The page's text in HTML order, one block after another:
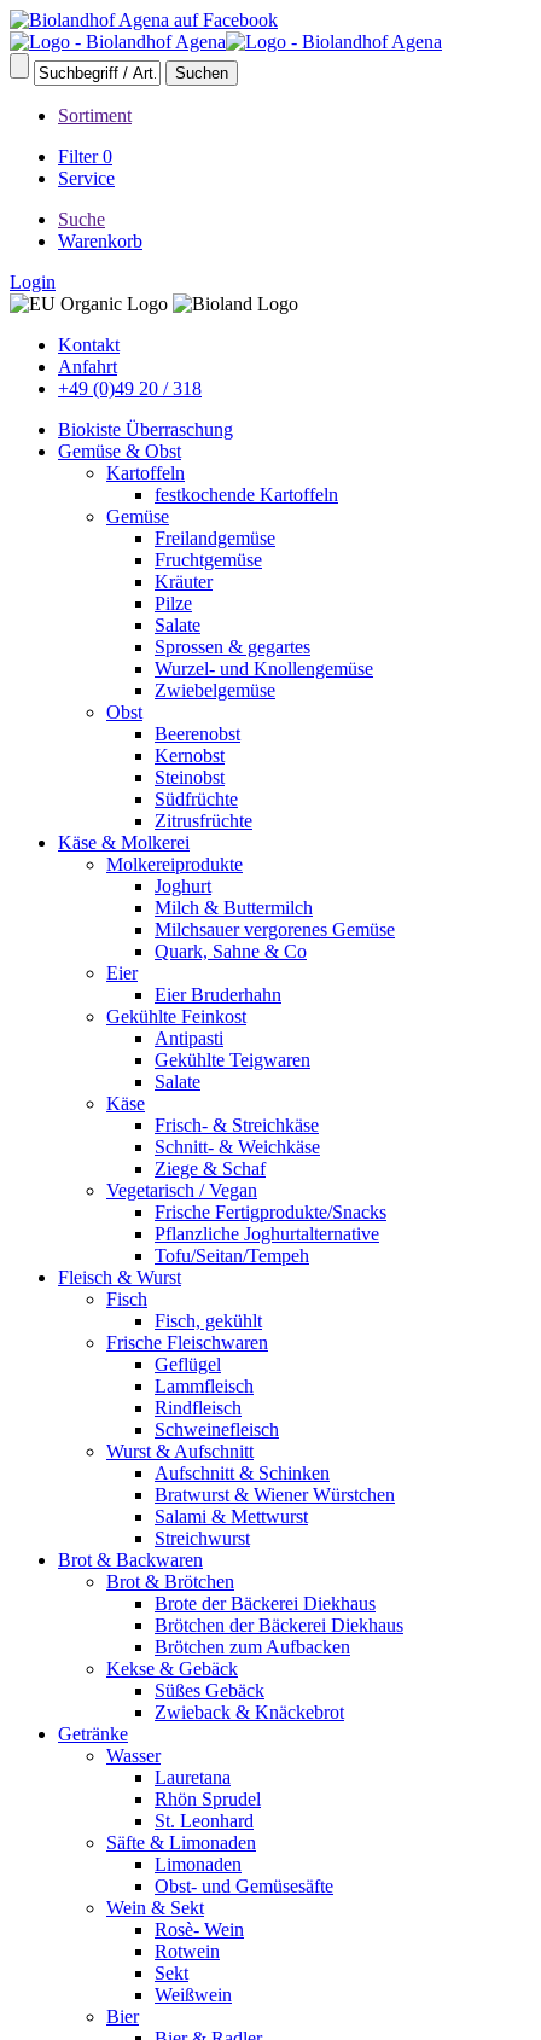
Sortiment
Filter 0
Service
Suche
Warenkorb
Login
Kontakt
Anfahrt
+49 (0)49 20 / 318
Biokiste Überraschung
Gemüse & Obst
Kartoffeln
festkochende Kartoffeln
Gemüse
Freilandgemüse
Fruchtgemüse
Kräuter
Pilze
Salate
Sprossen & gegartes
Wurzel- und Knollengemüse
Zwiebelgemüse
Obst
Beerenobst
Kernobst
Steinobst
Südfrüchte
Zitrusfrüchte
Käse & Molkerei
Molkereiprodukte
Joghurt
Milch & Buttermilch
Milchsauer vergorenes Gemüse
Quark, Sahne & Co
Eier
Eier Bruderhahn
Gekühlte Feinkost
Antipasti
Gekühlte Teigwaren
Salate
Käse
Frisch- & Streichkäse
Schnitt- & Weichkäse
Ziege & Schaf
Vegetarisch / Vegan
Frische Fertigprodukte/Snacks
Pflanzliche Joghurtalternative
Tofu/Seitan/Tempeh
Fleisch & Wurst
Fisch
Fisch, gekühlt
Frische Fleischwaren
Geflügel
Lammfleisch
Rindfleisch
Schweinefleisch
Wurst & Aufschnitt
Aufschnitt & Schinken
Bratwurst & Wiener Würstchen
Salami & Mettwurst
Streichwurst
Brot & Backwaren
Brot & Brötchen
Brote der Bäckerei Diekhaus
Brötchen der Bäckerei Diekhaus
Brötchen zum Aufbacken
Kekse & Gebäck
Süßes Gebäck
Zwieback & Knäckebrot
Getränke
Wasser
Lauretana
Rhön Sprudel
St. Leonhard
Säfte & Limonaden
Limonaden
Obst- und Gemüsesäfte
Wein & Sekt
Rosè- Wein
Rotwein
Sekt
Weißwein
Bier